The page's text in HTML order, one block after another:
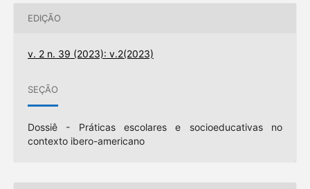
EDIÇÃO
v. 2 n. 39 (2023): v.2(2023)
SEÇÃO
Dossiê - Práticas escolares e socioeducativas no
contexto ibero-americano